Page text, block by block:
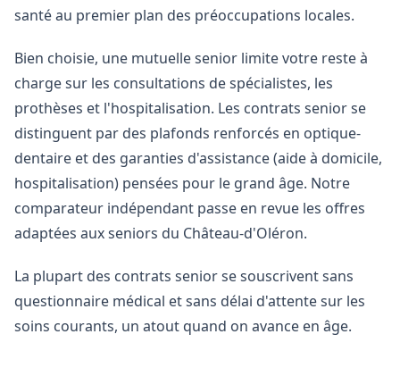
santé au premier plan des préoccupations locales.
Bien choisie, une mutuelle senior limite votre reste à
charge sur les consultations de spécialistes, les
prothèses et l'hospitalisation. Les contrats senior se
distinguent par des plafonds renforcés en optique-
dentaire et des garanties d'assistance (aide à domicile,
hospitalisation) pensées pour le grand âge. Notre
comparateur indépendant passe en revue les offres
adaptées aux seniors du Château-d'Oléron.
La plupart des contrats senior se souscrivent sans
questionnaire médical et sans délai d'attente sur les
soins courants, un atout quand on avance en âge.